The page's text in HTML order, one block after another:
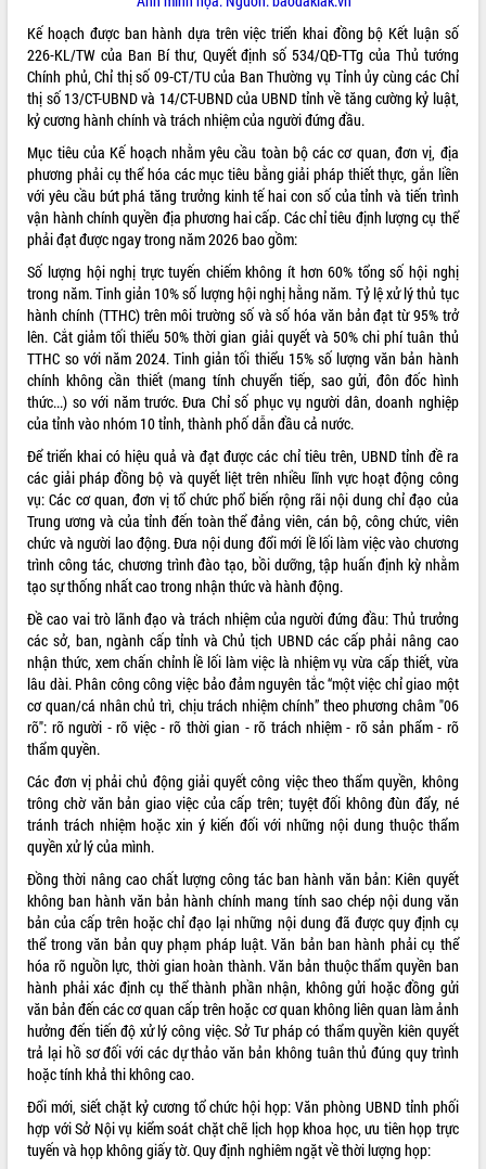
VIDEO
Loading the player...
Khám bệnh, cấp phát thuốc miễn phí
và tặng quà người dân xã Cư Pui
Hội nghị UBND tỉnh Đắk Lắk thường kỳ
tháng 7/2026
Lễ truy tặng danh hiệu “Bà Mẹ Việt
Nam Anh hùng” và trao Huân chương
Lao động
UBND tỉnh Đắk Lắk triển khai nhiệm
vụ 6 tháng cuối năm 2026
Kỳ họp thứ Hai, Hội đồng nhân dân
tỉnh khóa XI quyết nghị nhiều nội dung
quan trọng
Bí thư Tỉnh ủy Lương Nguyễn Minh
Triết thăm, tặng quà người có công với
cách mạng
Rà soát, hoàn thiện hệ thống thiết chế
văn hóa, thể thao đáp ứng yêu cầu
phát triển mới
Thường trực HĐND tỉnh Đắk Lắk gặp
mặt Đoàn chuyên gia y tế TP. Hồ Chí
Minh
Lễ truy điệu và an táng hài cốt liệt sĩ
tại Nghĩa trang Liệt sĩ xã Sơn Hòa
Bàn giải pháp tháo gỡ khó khăn trong
xuất khẩu sầu riêng và triển khai quy
định EUDR
Thứ trưởng Bộ Nông nghiệp và Môi
trường Nguyễn Hoàng Hiệp khảo sát
vùng trồng và doanh nghiệp đóng gói
sầu riêng tại Đắk Lắk
Trình diễn nghệ thuật chế biến các
món ăn từ sầu riêng
Đắk Lắk công bố Quy hoạch và xúc
tiến đầu tư tỉnh
Ngành cá ngừ Đắk Lắk chủ động thích
ứng để giữ vững thị trường xuất khẩu
Diễn đàn Kinh tế tư nhân Việt Nam đột
phá cơ chế - Hợp tác công tư
ALBUM ẢNH
LIÊN KẾT WEB
THỐNG KÊ TRUY CẬP
Hôm nay: 4261
Tất cả:
66049584
Kế hoạch được ban hành dựa trên việc triển khai đồng bộ Kết luận số
226-KL/TW của Ban Bí thư, Quyết định số 534/QĐ-TTg của Thủ tướng
Chính phủ, Chỉ thị số 09-CT/TU của Ban Thường vụ Tỉnh ủy cùng các Chỉ
thị số 13/CT-UBND và 14/CT-UBND của UBND tỉnh về tăng cường kỷ luật,
kỷ cương hành chính và trách nhiệm của người đứng đầu.
Mục tiêu của Kế hoạch nhằm yêu cầu toàn bộ các cơ quan, đơn vị, địa
phương phải cụ thể hóa các mục tiêu bằng giải pháp thiết thực, gắn liền
với yêu cầu bứt phá tăng trưởng kinh tế hai con số của tỉnh và tiến trình
vận hành chính quyền địa phương hai cấp. Các chỉ tiêu định lượng cụ thể
phải đạt được ngay trong năm 2026 bao gồm:
Số lượng hội nghị trực tuyến chiếm không ít hơn 60% tổng số hội nghị
trong năm.Tinh giản 10% số lượng hội nghị hằng năm. Tỷ lệ xử lý thủ tục
hành chính (TTHC) trên môi trường số và số hóa văn bản đạt từ 95% trở
lên. Cắt giảm tối thiểu 50% thời gian giải quyết và 50% chi phí tuân thủ
TTHC so với năm 2024. Tinh giản tối thiểu 15% số lượng văn bản hành
chính không cần thiết (mang tính chuyển tiếp, sao gửi, đôn đốc hình
thức...) so với năm trước. Đưa Chỉ số phục vụ người dân, doanh nghiệp
của tỉnh vào nhóm 10 tỉnh, thành phố dẫn đầu cả nước.
Để triển khai có hiệu quả và đạt được các chỉ tiêu trên, UBND tỉnh đề ra
các giải pháp đồng bộ và quyết liệt trên nhiều lĩnh vực hoạt động công
vụ: Các cơ quan, đơn vị tổ chức phổ biến rộng rãi nội dung chỉ đạo của
Trung ương và của tỉnh đến toàn thể đảng viên, cán bộ, công chức, viên
chức và người lao động. Đưa nội dung đổi mới lề lối làm việc vào chương
trình công tác, chương trình đào tạo, bồi dưỡng, tập huấn định kỳ nhằm
tạo sự thống nhất cao trong nhận thức và hành động.
Đề cao vai trò lãnh đạo và trách nhiệm của người đứng đầu: Thủ trưởng
các sở, ban, ngành cấp tỉnh và Chủ tịch UBND các cấp phải nâng cao
nhận thức, xem chấn chỉnh lề lối làm việc là nhiệm vụ vừa cấp thiết, vừa
lâu dài. Phân công công việc bảo đảm nguyên tắc “một việc chỉ giao một
cơ quan/cá nhân chủ trì, chịu trách nhiệm chính” theo phương châm "06
rõ": rõ người - rõ việc - rõ thời gian - rõ trách nhiệm - rõ sản phẩm - rõ
thẩm quyền.
Các đơn vị phải chủ động giải quyết công việc theo thẩm quyền, không
trông chờ văn bản giao việc của cấp trên; tuyệt đối không đùn đẩy, né
tránh trách nhiệm hoặc xin ý kiến đối với những nội dung thuộc thẩm
quyền xử lý của mình.
Đồng thời nâng cao chất lượng công tác ban hành văn bản: Kiên quyết
không ban hành văn bản hành chính mang tính sao chép nội dung văn
bản của cấp trên hoặc chỉ đạo lại những nội dung đã được quy định cụ
thể trong văn bản quy phạm pháp luật. Văn bản ban hành phải cụ thể
hóa rõ nguồn lực, thời gian hoàn thành. Văn bản thuộc thẩm quyền ban
hành phải xác định cụ thể thành phần nhận, không gửi hoặc đồng gửi
văn bản đến các cơ quan cấp trên hoặc cơ quan không liên quan làm ảnh
hưởng đến tiến độ xử lý công việc. Sở Tư pháp có thẩm quyền kiên quyết
trả lại hồ sơ đối với các dự thảo văn bản không tuân thủ đúng quy trình
hoặc tính khả thi không cao.
Đổi mới, siết chặt kỷ cương tổ chức hội họp: Văn phòng UBND tỉnh phối
hợp với Sở Nội vụ kiểm soát chặt chẽ lịch họp khoa học, ưu tiên họp trực
tuyến và họp không giấy tờ. Quy định nghiêm ngặt về thời lượng họp: